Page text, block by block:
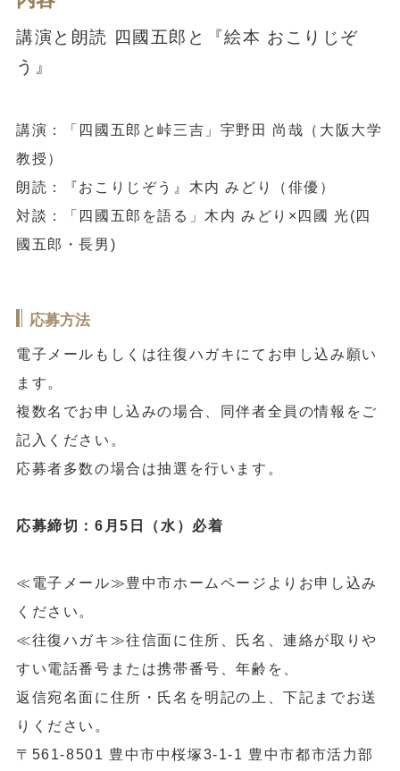
講演と朗読 四國五郎と『絵本 おこりじぞ
う』
講演：「四國五郎と峠三吉」宇野田 尚哉（大阪大学
教授）
朗読：『おこりじぞう』木内 みどり（俳優）
対談：「四國五郎を語る」木内 みどり×四國 光(四
國五郎・長男)
応募方法
電子メールもしくは往復ハガキにてお申し込み願い
ます。
複数名でお申し込みの場合、同伴者全員の情報をご
記入ください。
応募者多数の場合は抽選を行います。
応募締切：6月5日（水）必着
≪電子メール≫豊中市ホームページよりお申し込み
ください。
≪往復ハガキ≫往信面に住所、氏名、連絡が取りや
すい電話番号または携帯番号、年齢を、
返信宛名面に住所・氏名を明記の上、下記までお送
りください。
〒561-8501 豊中市中桜塚3-1-1 豊中市都市活力部